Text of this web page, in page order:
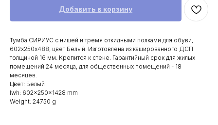
Добавить в корзину
Тумба СИРИУС с нишей и тремя откидными полками для обуви,
602х250х488, цвет Белый. Изготовлена из кашированного ДСП
толщиной 16 мм. Крепится к стене. Гарантийный срок для жилых
помещений 24 месяца, для общественных помещений - 18
месяцев.
Цвет: Белый
lwh: 602x250x1428 mm
Weight: 24750 g